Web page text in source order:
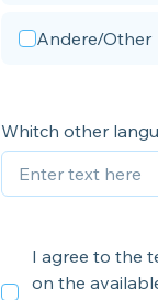
Andere/Other
Whitch other
I agree to the
on the